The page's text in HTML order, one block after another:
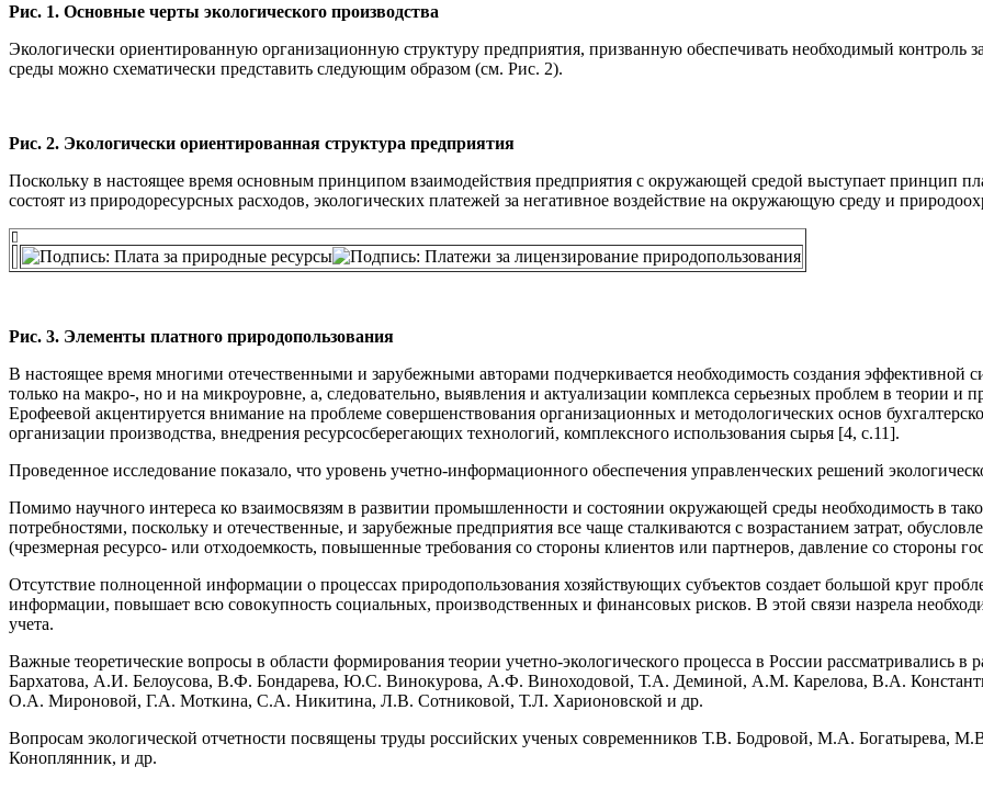
Рис. 1. Основные черты экологического производства
Экологически ориентированную организационную структуру предприятия, призванную обеспечивать необходимый контроль
среды можно схематически представить следующим образом (см. Рис. 2).
Рис. 2. Экологически ориентированная структура предприятия
Поскольку в настоящее время основным принципом взаимодействия предприятия с окружающей средой выступает принцип
состоят из природоресурсных расходов, экологических платежей за негативное воздействие на окружающую среду и
Рис. 3. Элементы платного природопользования
В настоящее время многими отечественными и зарубежными авторами подчеркивается необходимость создания эффективной
только на макро-, но и на микроуровне, а, следовательно, выявления и актуализации комплекса серьезных проблем в теории
Ерофеевой акцентируется внимание на проблеме совершенствования организационных и методологических основ
организации производства, внедрения ресурсосберегающих технологий, комплексного использования сырья [4, с.11].
Проведенное исследование показало, что уровень учетно-информационного обеспечения управленческих решений
Помимо научного интереса ко взаимосвязям в развитии промышленности и состоянии окружающей среды необходимость в
потребностями, поскольку и отечественные, и зарубежные предприятия все чаще сталкиваются с возрастанием затрат,
(чрезмерная ресурсо- или отходоемкость, повышенные требова­ния со стороны клиентов или партнеров, давление со стороны
Отсутствие полноценной информации о процессах природопользования хозяйствующих субъектов создает большой круг
информации, повышает всю совокупность социальных, производственных и финансовых рисков. В этой связи назрела
учета.
Важные теоретические вопросы в области формирования теории учетно-экологического процесса в России
Бархатова, А.И. Белоусова, В.Ф. Бондарева, Ю.С. Винокурова, А.Ф. Виноходовой, Т.А. Деминой, А.М. Карелова, В.А.
О.А. Мироновой, Г.А. Моткина, С.А. Никитина, Л.В. Сотниковой, Т.Л. Харионовской и др.
Вопросам экологической отчетности посвящены труды российских ученых современников Т.В. Бодровой, М.А. Богатырева,
Коноплянник, и др.